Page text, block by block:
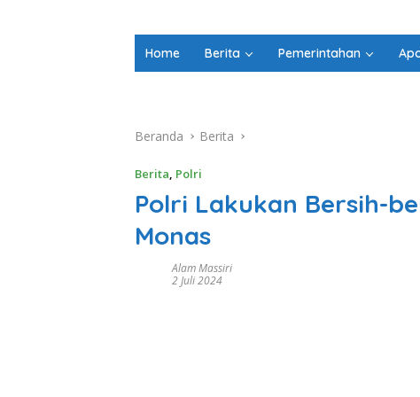
Home Berita Pemerintahan
Beranda Berita
Berita, Polri
Polri Lakukan Bersih-
Monas
Alam Massiri
2 Juli 2024